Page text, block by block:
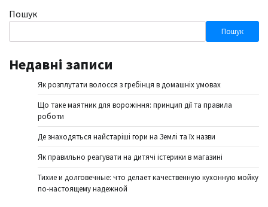
Пошук
Пошук
Недавні записи
Як розплутати волосся з гребінця в домашніх умовах
Що таке маятник для ворожіння: принцип дії та правила
роботи
Де знаходяться найстаріші гори на Землі та їх назви
Як правильно реагувати на дитячі істерики в магазині
Тихие и долговечные: что делает качественную кухонную мойку
по-настоящему надежной